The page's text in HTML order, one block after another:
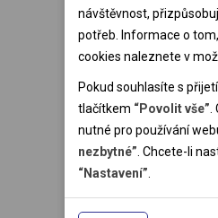
návštěvnost,
potřeb. Informace o
cookies naleznete v
Pokud souhlasíte s
tlačítkem “Povolit vše”
nutné pro používání
nezbytné” . Chcete-li
“Nastavení”
tak, že umožní základní
přístup k zabezpečeným
stránka nemůže
Analytické cookies
Pomocí analytických
našeho webu, zdroje
dosah. Takto získaná
vazby na konkrétního
Personální cookies
Personalizační soubory
prohlížení webu dle
Reklamní cookies